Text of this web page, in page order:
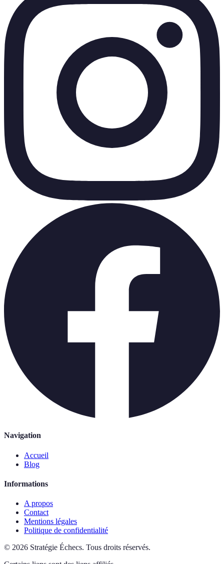
Navigation
Accueil
Blog
Informations
A propos
Contact
Mentions légales
Politique de confidentialité
© 2026 Stratégie Échecs. Tous droits réservés.